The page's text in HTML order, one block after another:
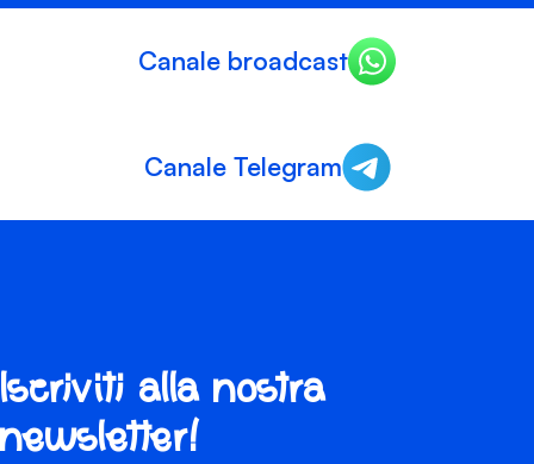
Canale broadcast
Canale Telegram
Iscriviti alla nostra
newsletter!